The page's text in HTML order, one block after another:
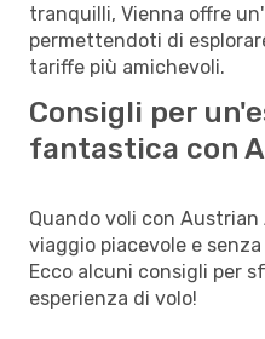
tranquilli, Vienna offre
permettendoti di
tariffe più amichevoli.
Consigli per
fantastica con
Quando voli con
viaggio piacevole e
Ecco alcuni consigli per
esperienza di volo!